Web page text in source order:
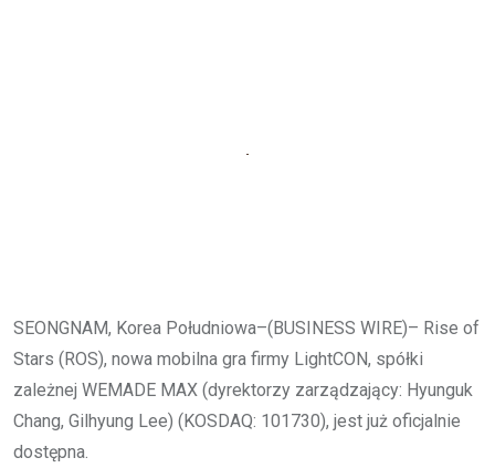
SEONGNAM, Korea Południowa–(BUSINESS WIRE)– Rise of
Stars (ROS), nowa mobilna gra firmy LightCON, spółki
zależnej WEMADE MAX (dyrektorzy zarządzający: Hyunguk
Chang, Gilhyung Lee) (KOSDAQ: 101730), jest już oficjalnie
dostępna.